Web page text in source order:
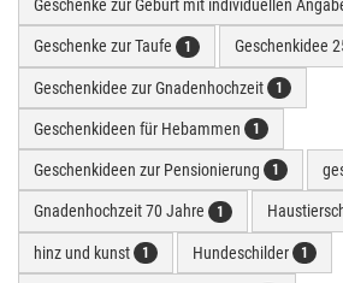
Geschenke zur Geburt mit individuellen
Geschenke zur Taufe 1 Geschenkidee
Geschenkidee zur Gnadenhochzeit 1
Geschenkideen für Hebammen 1
Geschenkideen zur Pensionierung 1
Gnadenhochzeit 70 Jahre 1
hinz und kunst 1 Hundeschilder 1